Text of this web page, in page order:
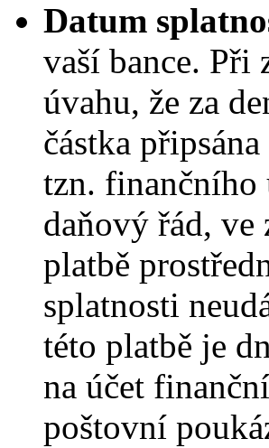
Datum
vaší bance. Při
úvahu, že za
částka
tzn. finančního
daňový řád,
platbě
splatnosti
této platbě je
na účet
poštovní